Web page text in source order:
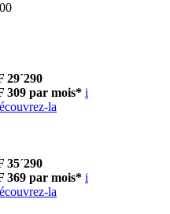
309 par mois* i
la
369 par mois* i
la